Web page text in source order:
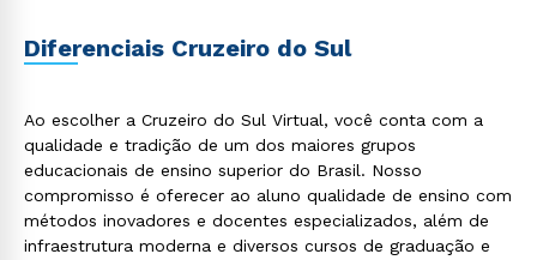
Diferenciais Cruzeiro do Sul
Ao escolher a Cruzeiro do Sul Virtual, você conta com a
qualidade e tradição de um dos maiores grupos
educacionais de ensino superior do Brasil. Nosso
compromisso é oferecer ao aluno qualidade de ensino com
métodos inovadores e docentes especializados, além de
infraestrutura moderna e diversos cursos de graduação e